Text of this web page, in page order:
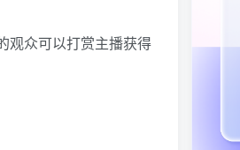
观众可以打赏主播获得